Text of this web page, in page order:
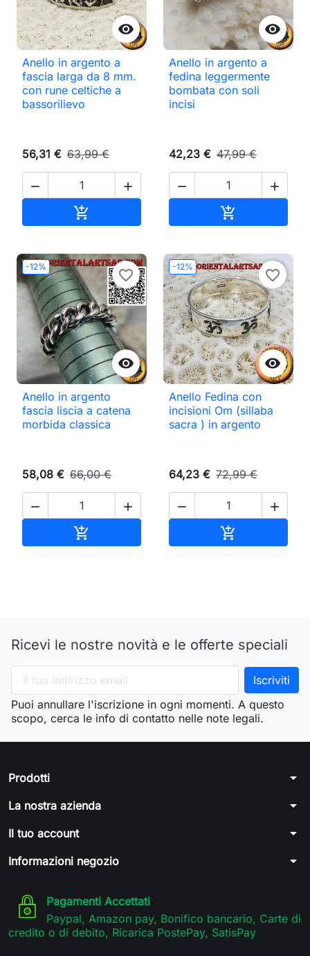

Anello in argento a
fascia larga da 8 mm.
con rune celtiche a
bassorilievo
56,31 € 63,99 €
 


Anello in argento a
fedina leggermente
bombata con soli
incisi
42,23 € 47,99 €
 

-12%

favorite_border
Anello in argento
fascia liscia a catena
morbida classica
58,08 € 66,00 €
 

-12%

favorite_border
Anello Fedina con
incisioni Om (sillaba
sacra ) in argento
64,23 € 72,99 €
 

Ricevi le nostre novità e le offerte speciali
Puoi annullare l'iscrizione in ogni momenti. A questo
scopo, cerca le info di contatto nelle note legali.
Prodotti arrow_drop_down
La nostra azienda arrow_drop_down
Il tuo account arrow_drop_down
Informazioni negozio arrow_drop_down
Pagamenti Accettati
Paypal, Amazon pay, Bonifico bancario, Carte di
credito o di debito, Ricarica PostePay, SatisPay